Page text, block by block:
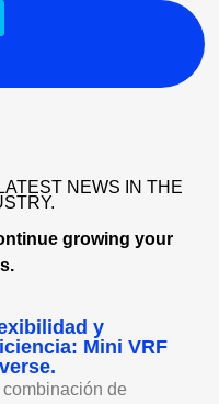
NEWS IN THE
growing your
y
Mini VRF
combinación de